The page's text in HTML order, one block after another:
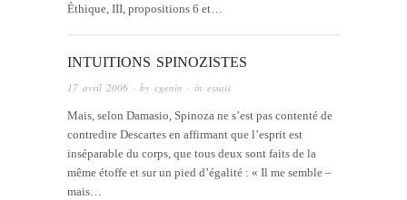
Éthique, III, propositions 6 et…
INTUITIONS SPINOZISTES
17 avril 2006 · by cgenin · in essais
Mais, selon Damasio, Spinoza ne s’est pas contenté de
contredire Descartes en affirmant que l’esprit est
inséparable du corps, que tous deux sont faits de la
même étoffe et sur un pied d’égalité : « Il me semble –
mais…